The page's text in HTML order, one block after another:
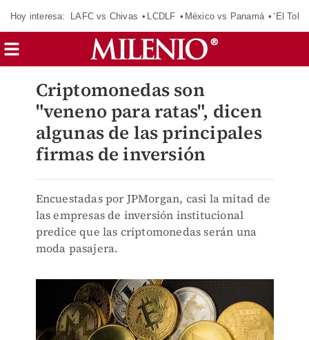
Hoy interesa: LAFC vs Chivas LCDLF México vs Panamá ‘El
Criptomonedas son
"veneno para ratas", dicen
algunas de las principales
firmas de inversión
Encuestadas por JPMorgan, casi la mitad de
las empresas de inversión institucional
predice que las criptomonedas serán una
moda pasajera.